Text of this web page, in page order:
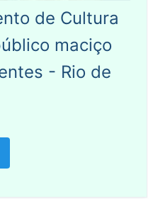
de Cultura
maciço
- Rio de